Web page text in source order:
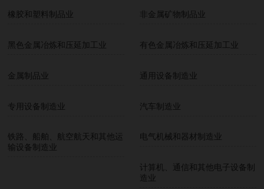
橡胶和塑料制品业 非金属矿物制品业
黑色金属冶炼和压延加工业 有色金属冶炼和压延加工业
金属制品业 通用设备制造业
专用设备制造业 汽车制造业
铁路、船舶、航空航天和其他运
输设备制造业
电气机械和器材制造业
计算机、通信和其他电子设备制
造业